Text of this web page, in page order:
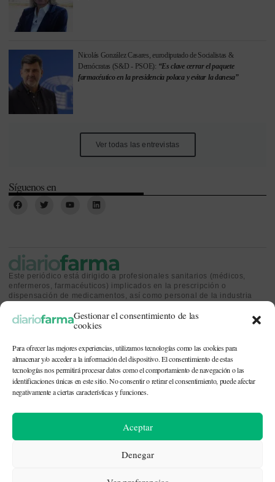
Gestionar el consentimiento de las
cookies
Para ofrecer las mejores experiencias, utilizamos tecnologías como las cookies para
almacenar y/o acceder a la información del dispositivo. El consentimiento de estas
tecnologías nos permitirá procesar datos como el comportamiento de navegación o las
identificaciones únicas en este sitio. No consentir o retirar el consentimiento, puede afectar
negativamente a ciertas características y funciones.
Aceptar
Denegar
Nicolás González Casares, eurodiputado de Socialistas &
Demócratas (S&D - PSOE): “Es clave cerrar el paquete
farmacéutico en la presidencia polaca y evitar la danesa”
Ver todas las entrevistas
Síguenos en
Este periódico está dirigido a profesionales sanitarios (médicos,
enfermeros, farmacéuticos) implicados en la prescripción o
dispensación de medicamentos, así como personal de la industria
sanitaria.
CONTACTO Y QUIÉNES SOMOS|POLÍTICA DE COOKIES|POLÍTICA DE
© 2026. Todos los derechos reservados. |
| Recursos
fotográficos: depositphotos